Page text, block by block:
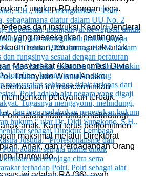
ungkap RD dengan lega.
dari instruksi Kapolri Jenderal
yang menekankan pentingnya
kaum rentan, terutama anak-anak.
Masyarakat (Karopenmas) Divisi
Trunoyudo Wisnu Andiko,
ini mencerminkan
pelayanan terbaik.
Polri selalu hadir untuk melindungi
anak. Kami terus berkomitmen
maksimal melalui Direktorat
Anak, dan Perdagangan Orang
Trunoyudo.